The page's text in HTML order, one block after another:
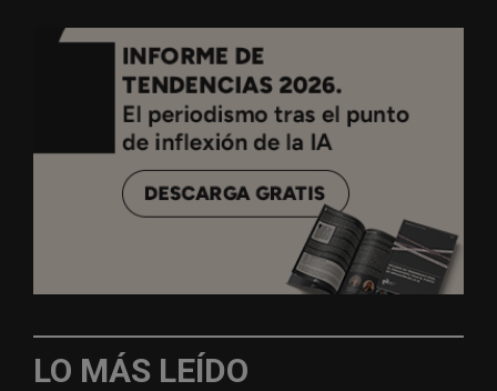
LO MÁS LEÍDO